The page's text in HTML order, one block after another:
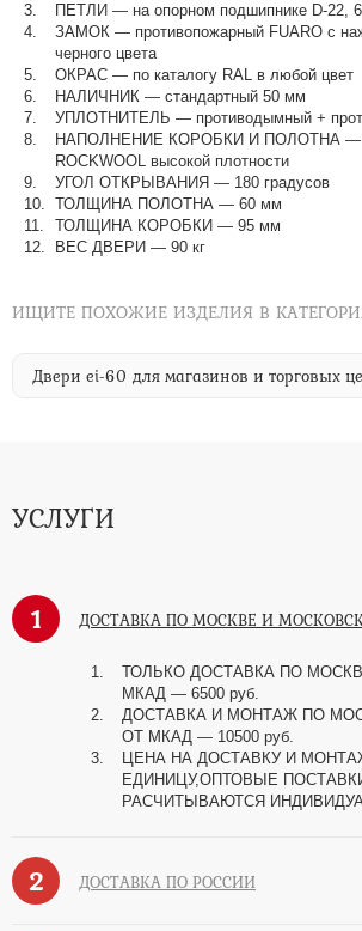
ПЕТЛИ — на опорном подшипнике D-22,
ЗАМОК — противопожарный FUARO с
черного цвета
ОКРАС — по каталогу RAL в любой цвет​​​​​​​
НАЛИЧНИК — стандартный 50 мм
УПЛОТНИТЕЛЬ — противодымный +
НАПОЛНЕНИЕ КОРОБКИ И ПОЛОТНА —
ROCKWOOL высокой плотности
УГОЛ ОТКРЫВАНИЯ — 180 градусов
ТОЛЩИНА ПОЛОТНА — 60 мм
ТОЛЩИНА КОРОБКИ — 95 мм
ВЕС ДВЕРИ — 90 кг
ИЩИТЕ ПОХОЖИЕ ИЗДЕЛИЯ В
Двери ei-60 для магазинов и торговых
УСЛУГИ
1 ДОСТАВКА ПО МОСКВЕ И
ТОЛЬКО ДОСТАВКА ПО
МКАД — 6500 руб.
ДОСТАВКА И МОНТАЖ ПО
ОТ МКАД — 10500 руб.
ЦЕНА НА ДОСТАВКУ И
ЕДИНИЦУ,ОПТОВЫЕ
РАСЧИТЫВАЮТСЯ
2 ДОСТАВКА ПО РОССИИ